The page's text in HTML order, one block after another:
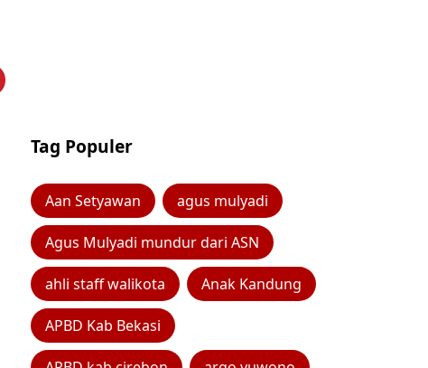
Tag Populer
Aan Setyawan agus mulyadi
Agus Mulyadi mundur dari ASN
ahli staff walikota Anak Kandung
APBD Kab Bekasi